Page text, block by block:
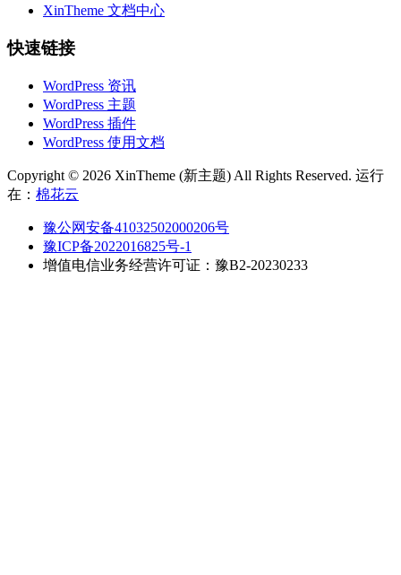
XinTheme 文档中心
快速链接
WordPress 资讯
WordPress 主题
WordPress 插件
WordPress 使用文档
Copyright © 2026 XinTheme (新主题) All Rights Reserved. 运行
在： 棉花云
豫公网安备41032502000206号
豫ICP备2022016825号-1
增值电信业务经营许可证：豫B2-20230233